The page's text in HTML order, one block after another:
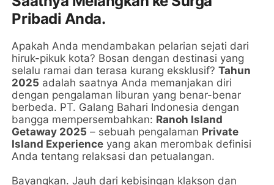
Pribadi Anda.
Apakah Anda mendambakan pelarian sejati dari
hiruk-pikuk kota? Bosan dengan destinasi yang
selalu ramai dan terasa kurang eksklusif?Tahun
2025 adalah saatnya Anda memanjakan diri
dengan pengalaman liburan yang benar-benar
berbeda. PT. Galang Bahari Indonesia dengan
bangga mempersembahkan: Ranoh Island
Getaway 2025 – sebuah pengalaman Private
Island Experience yang akan merombak definisi
Anda tentang relaksasi dan petualangan.
Bayangkan. Jauh dari kebisingan klakson dan